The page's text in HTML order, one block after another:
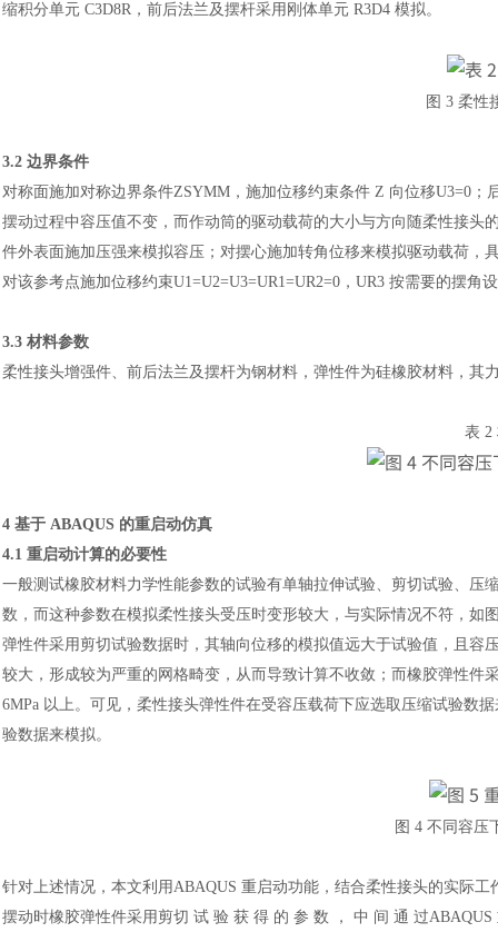
缩积分单元 C3D8R，前后法兰及摆杆采用刚体单元 R3D4 模拟。
图 3 柔性
3.2 边界条件
对称面施加对称边界条件ZSYMM，施加位移约束条件 Z 向位移U3=0；
摆动过程中容压值不变，而作动筒的驱动载荷的大小与方向随柔性接头
件外表面施加压强来模拟容压；对摆心施加转角位移来模拟驱动载荷
对该参考点施加位移约束U1=U2=U3=UR1=UR2=0，UR3 按需要的摆角
3.3 材料参数
柔性接头增强件、前后法兰及摆杆为钢材料，弹性件为硅橡胶材料，其
表 2
4 基于 ABAQUS 的重启动仿真
4.1 重启动计算的必要性
一般测试橡胶材料力学性能参数的试验有单轴拉伸试验、剪切试验、
数，而这种参数在模拟柔性接头受压时变形较大，与实际情况不符，如
弹性件采用剪切试验数据时，其轴向位移的模拟值远大于试验值，且容
较大，形成较为严重的网格畸变，从而导致计算不收敛；而橡胶弹性
6MPa 以上。可见，柔性接头弹性件在受容压载荷下应选取压缩试验数
验数据来模拟。
图 4 不同容压
针对上述情况，本文利用ABAQUS 重启动功能，结合柔性接头的实际
摆动时橡胶弹性件采用剪切 试 验 获 得 的 参 数 ， 中 间 通 过